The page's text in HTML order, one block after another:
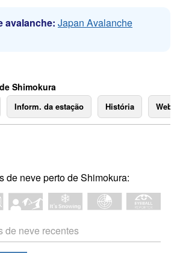
avalanche: Japan Avalanche
Shimokura
Inform. da estação História
de neve perto de Shimokura:
de neve recentes